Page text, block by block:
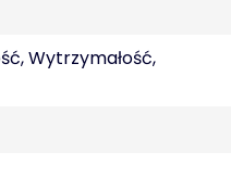
Wytrzymałość,